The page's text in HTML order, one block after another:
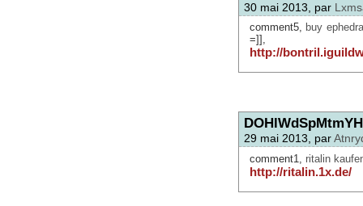
30 mai 2013, par
comment5, buy
=]],
http://
29 mai 2013, par
comment1, ritalin
http://ritalin.1x.de/